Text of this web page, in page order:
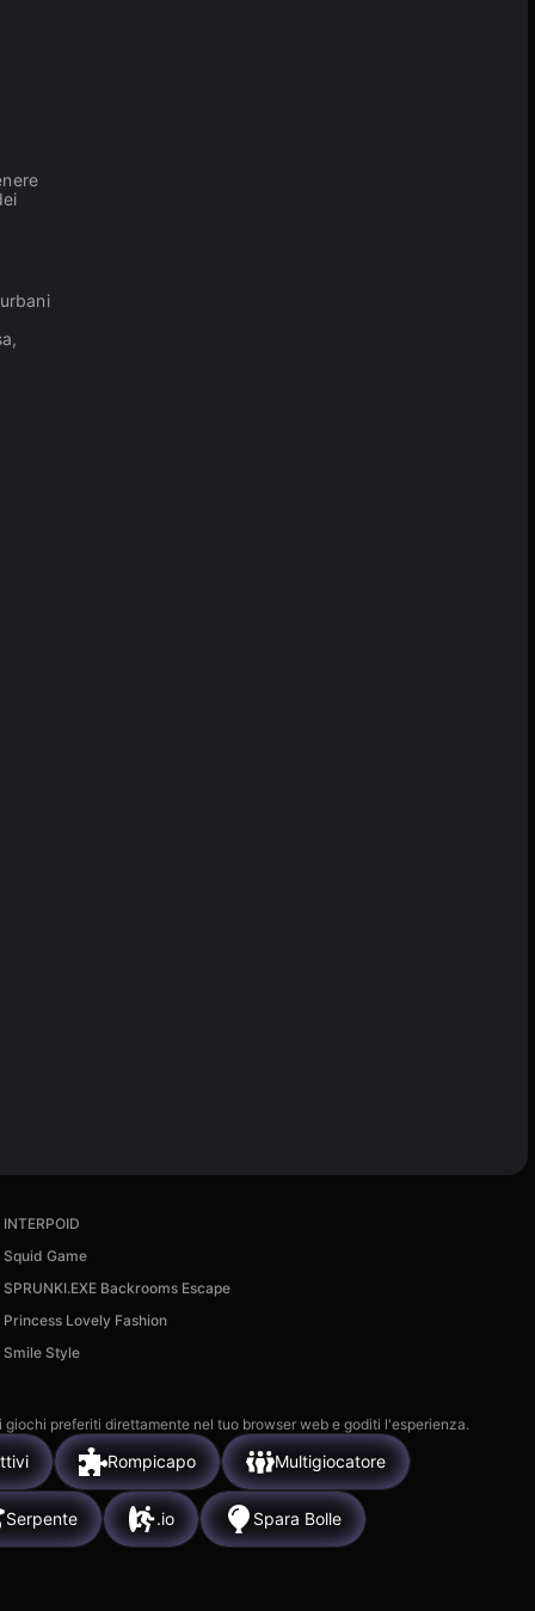
INTERPOID
Squid Game
SPRUNKI.EXE Backrooms Escape
Princess Lovely Fashion
Smile Style
preferiti direttamente nel tuo browser web e goditi l'esperienza.
Rompicapo Multigiocatore
Serpente .io Spara Bolle